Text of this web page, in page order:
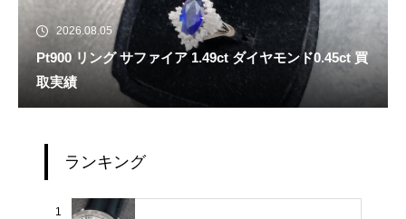
2026.08.05
Pt900 リング サファイア 1.49ct ダイヤモンド0.45ct 買
取実績
ランキング
1